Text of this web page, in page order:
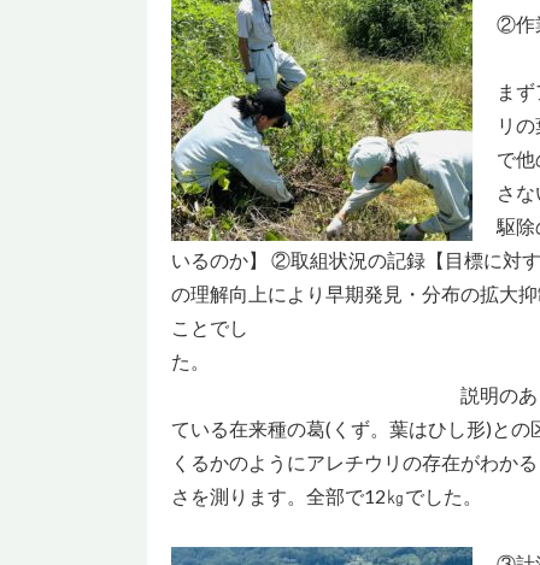
②作
ま
リ
で
さ
駆
いるのか】 ②取組状況の記録【目標に対
の理解向上により早期発見・分布の拡大
ことでし
説明のあと２班に分かれ作
ている在来種の葛(くず。葉はひし形)と
くるかのようにアレチウリの存在がわか
さを測ります。全部で12㎏でした。